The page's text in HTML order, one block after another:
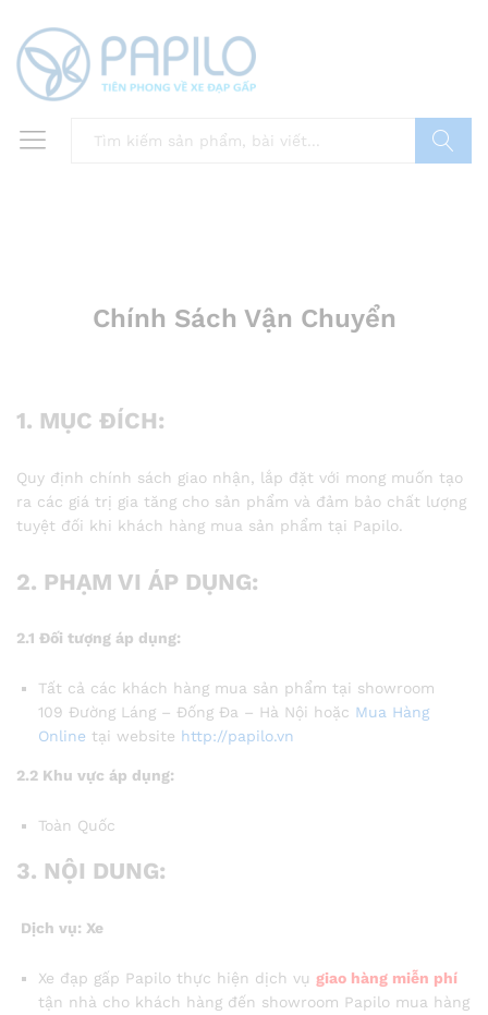
Chính Sách Vận Chuyển
1. MỤC ĐÍCH:
Quy định chính sách giao nhận, lắp đặt với mong muốn tạo
ra các giá trị gia tăng cho sản phẩm và đảm bảo chất lượng
tuyệt đối khi khách hàng mua sản phẩm tại Papilo.
2. PHẠM VI ÁP DỤNG:
2.1 Đối tượng áp dụng:
Tất cả các khách hàng mua sản phẩm tại showroom
109 Đường Láng – Đống Đa – Hà Nội hoặc Mua Hàng
Online tại website http://papilo.vn
2.2 Khu vực áp dụng:
Toàn Quốc
3. NỘI DUNG:
Dịch vụ: Xe
Xe đạp gấp Papilo thực hiện dịch vụ giao hàng miễn phí
tận nhà cho khách hàng đến showroom Papilo mua hàng